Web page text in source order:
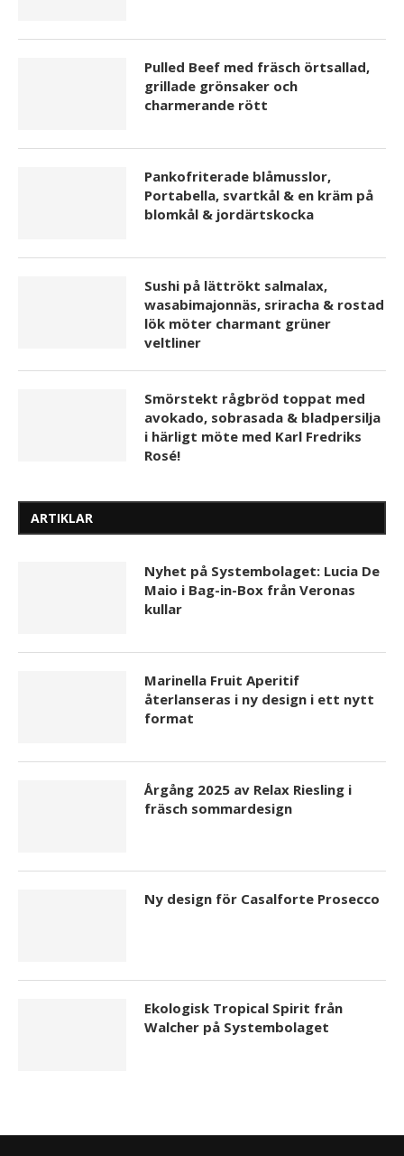
Pulled Beef med fräsch örtsallad,
grillade grönsaker och
charmerande rött
Pankofriterade blåmusslor,
Portabella, svartkål & en kräm på
blomkål & jordärtskocka
Sushi på lättrökt salmalax,
wasabimajonnäs, sriracha & rostad
lök möter charmant grüner
veltliner
Smörstekt rågbröd toppat med
avokado, sobrasada & bladpersilja
i härligt möte med Karl Fredriks
Rosé!
ARTIKLAR
Nyhet på Systembolaget: Lucia De
Maio i Bag-in-Box från Veronas
kullar
Marinella Fruit Aperitif
återlanseras i ny design i ett nytt
format
Årgång 2025 av Relax Riesling i
fräsch sommardesign
Ny design för Casalforte Prosecco
Ekologisk Tropical Spirit från
Walcher på Systembolaget